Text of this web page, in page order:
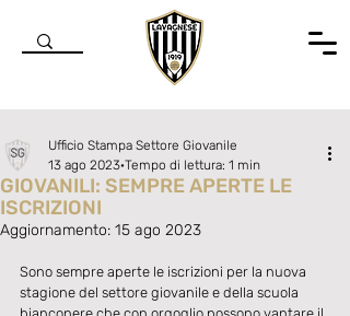
GIOVANILI: SEMPRE APERTE LE
ISCRIZIONI
Ufficio Stampa Settore Giovanile
13 ago 2023 Tempo di lettura: 1 min
Aggiornamento: 15 ago 2023
Sono sempre aperte le iscrizioni per la nuova
stagione del settore giovanile e della scuola